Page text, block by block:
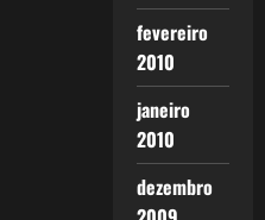
fevereiro
2010
janeiro
2010
dezembro